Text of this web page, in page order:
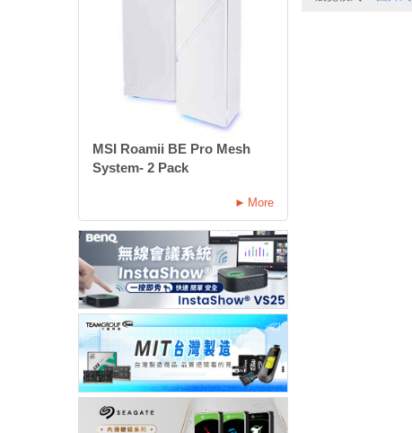
MSI Roamii BE Pro Mesh
System- 2 Pack
More